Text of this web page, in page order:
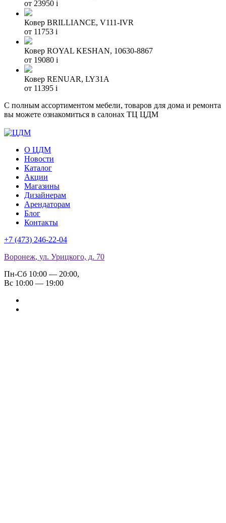
от 23950 i
Ковер BRILLIANCE, V111-IVR
от 11753 i
Ковер ROYAL KESHАN, 10630-8867
от 19080 i
Ковер RENUAR, LY31A
от 11395 i
С полным ассортиментом мебели, товаров для дома и ремонта
вы можете ознакомиться в салонах ТЦ ЦДМ
О ЦДМ
Новости
Каталог
Акции
Магазины
Дизайнерам
Арендаторам
Блог
Контакты
+7 (473) 246-22-04
Воронеж, ул. Урицкого, д. 70
Пн-Сб 10:00 — 20:00,
Вс 10:00 — 19:00